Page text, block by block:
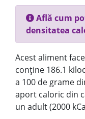
Află cum
densitatea
Acest aliment
conține 186.1
a 100 de grame
aport caloric din
un adult (2000